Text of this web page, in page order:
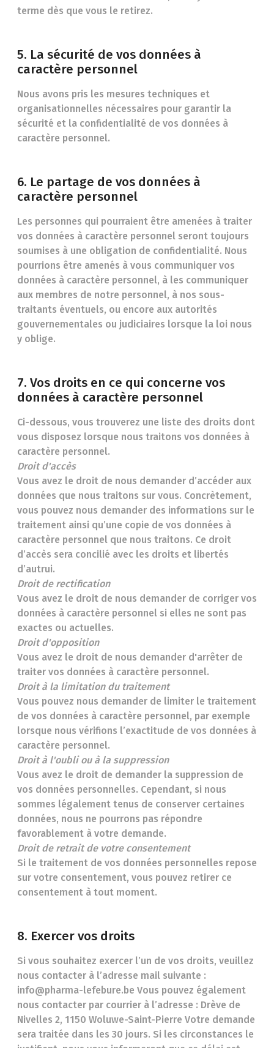
terme dès que vous le retirez.
5. La sécurité de vos données à
caractère personnel
Nous avons pris les mesures techniques et
organisationnelles nécessaires pour garantir la
sécurité et la confidentialité de vos données à
caractère personnel.
6. Le partage de vos données à
caractère personnel
Les personnes qui pourraient être amenées à traiter
vos données à caractère personnel seront toujours
soumises à une obligation de confidentialité. Nous
pourrions être amenés à vous communiquer vos
données à caractère personnel, à les communiquer
aux membres de notre personnel, à nos sous-
traitants éventuels, ou encore aux autorités
gouvernementales ou judiciaires lorsque la loi nous
y oblige.
7. Vos droits en ce qui concerne vos
données à caractère personnel
Ci-dessous, vous trouverez une liste des droits dont
vous disposez lorsque nous traitons vos données à
caractère personnel.
Droit d'accès
Vous avez le droit de nous demander d’accéder aux
données que nous traitons sur vous. Concrètement,
vous pouvez nous demander des informations sur le
traitement ainsi qu’une copie de vos données à
caractère personnel que nous traitons. Ce droit
d’accès sera concilié avec les droits et libertés
d’autrui.
Droit de rectification
Vous avez le droit de nous demander de corriger vos
données à caractère personnel si elles ne sont pas
exactes ou actuelles.
Droit d'opposition
Vous avez le droit de nous demander d'arrêter de
traiter vos données à caractère personnel.
Droit à la limitation du traitement
Vous pouvez nous demander de limiter le traitement
de vos données à caractère personnel, par exemple
lorsque nous vérifions l’exactitude de vos données à
caractère personnel.
Droit à l'oubli ou à la suppression
Vous avez le droit de demander la suppression de
vos données personnelles. Cependant, si nous
sommes légalement tenus de conserver certaines
données, nous ne pourrons pas répondre
favorablement à votre demande.
Droit de retrait de votre consentement
Si le traitement de vos données personnelles repose
sur votre consentement, vous pouvez retirer ce
consentement à tout moment.
8. Exercer vos droits
Si vous souhaitez exercer l’un de vos droits, veuillez
nous contacter à l’adresse mail suivante :
info@pharma-lefebure.be Vous pouvez également
nous contacter par courrier à l’adresse : Drève de
Nivelles 2, 1150 Woluwe-Saint-Pierre Votre demande
sera traitée dans les 30 jours. Si les circonstances le